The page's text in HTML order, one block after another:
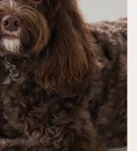
機農産物）, 人参（有機
天日乾燥のもの）, 本葛
添加）, 水:室戸海洋深層
も肉（無薬飼育）, 玄米
機農産物）, 人参（有機
天日乾燥のもの）, 小豆
（無添加）, 天然かつお
）, 水:室戸海洋深層水
たもも肉（無薬飼育）,